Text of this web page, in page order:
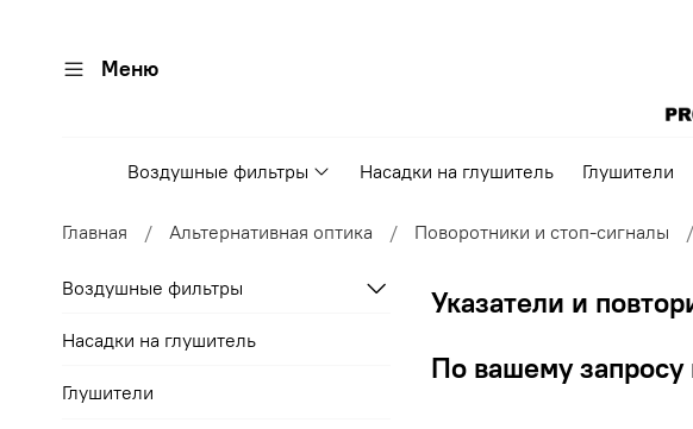
Меню
Воздушные фильтры Насадки на глушитель Глушители
Главная Альтернативная оптика Поворотники и стоп-сигналы
Указатели и
По вашему
Воздушные фильтры
Насадки на глушитель
Глушители